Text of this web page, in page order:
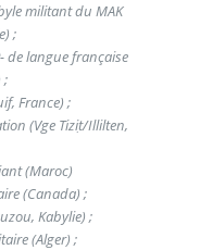
militant du MAK
;
de langue française
;
France) ;
(Vge Tiziṭ/Illilten,
(Maroc)
(Canada) ;
Kabylie) ;
(Alger) ;